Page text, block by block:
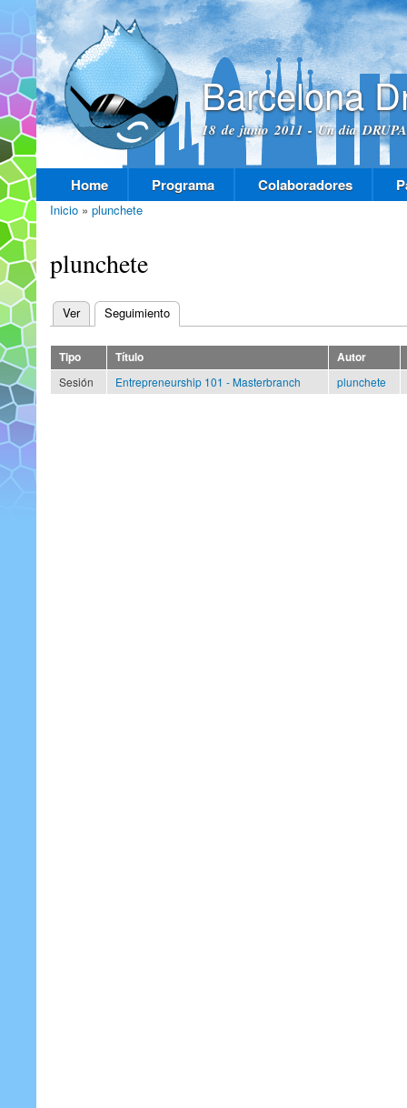
Barcelona
18 de junio 2011 - Un dia
Menú principal
Home Programa Colaboradores
Inicio » plunchete
plunchete
Solapas principales
Ver Seguimiento
Tipo Título
Autor
Sesión
Entrepreneurship 101 - Masterbranch plunchete